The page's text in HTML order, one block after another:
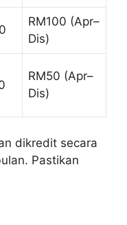
RM100 (Apr–
Dis)
RM50 (Apr–
Dis)
dikredit secara
Pastikan